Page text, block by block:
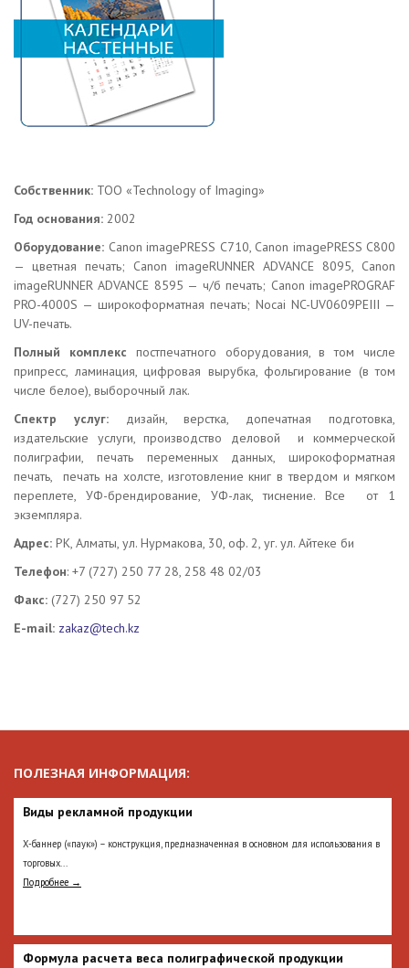
Собственник: ТОО «Technology of Imaging»
Год основания: 2002
Оборудование: Canon imagePRESS C710, Canon imagePRESS C800
— цветная печать; Canon imageRUNNER ADVANCE 8095, Canon
imageRUNNER ADVANCE 8595 — ч/б печать; Canon imagePROGRAF
PRO-4000S — широкоформатная печать; Nocai NC-UV0609PEIII —
UV-печать.
Полный комплекс постпечатного оборудования, в том числе
припресс, ламинация, цифровая вырубка, фольгирование (в том
числе белое), выборочный лак.
Спектр услуг:дизайн, верстка, допечатная подготовка,
издательские услуги, производство деловой и коммерческой
полиграфии, печать переменных данных, широкоформатная
печать, печать на холсте, изготовление книг в твердом и мягком
переплете, УФ-брендирование, УФ-лак, тиснение. Все от 1
экземпляра.
Адрес: РК, Алматы, ул. Нурмакова, 30, оф. 2, уг. ул. Айтеке би
Телефон: +7 (727) 250 77 28, 258 48 02/03
Факс: (727) 250 97 52
E-mail: zakaz@tech.kz
ПОЛЕЗНАЯ ИНФОРМАЦИЯ:
Виды рекламной продукции
Х-баннер («паук») – конструкция, предназначенная в основном для использования в
торговых...
Подробнее →
Формула расчета веса полиграфической продукции